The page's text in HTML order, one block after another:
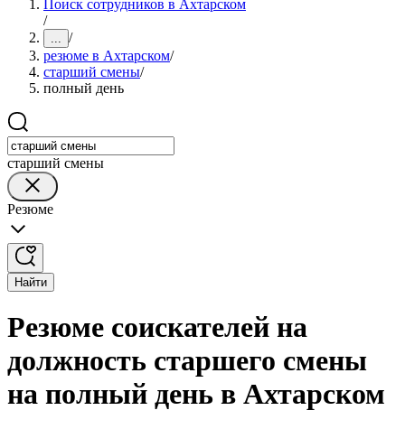
Поиск сотрудников в Ахтарском
/
... /
резюме в Ахтарском/
старший смены/
полный день
старший смены
Резюме
Найти
Резюме соискателей на
должность старшего смены
на полный день в Ахтарском